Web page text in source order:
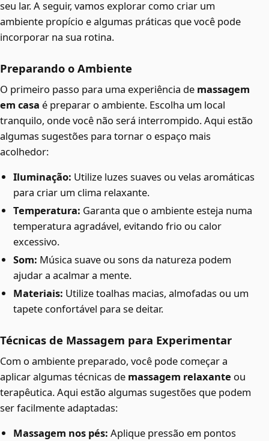
seu lar. A seguir, vamos explorar como criar um
ambiente propício e algumas práticas que você pode
incorporar na sua rotina.
Preparando o Ambiente
O primeiro passo para uma experiência de massagem
em casa é preparar o ambiente. Escolha um local
tranquilo, onde você não será interrompido. Aqui estão
algumas sugestões para tornar o espaço mais
acolhedor:
Iluminação: Utilize luzes suaves ou velas aromáticas
para criar um clima relaxante.
Temperatura: Garanta que o ambiente esteja numa
temperatura agradável, evitando frio ou calor
excessivo.
Som: Música suave ou sons da natureza podem
ajudar a acalmar a mente.
Materiais: Utilize toalhas macias, almofadas ou um
tapete confortável para se deitar.
Técnicas de Massagem para Experimentar
Com o ambiente preparado, você pode começar a
aplicar algumas técnicas de massagem relaxante ou
terapêutica. Aqui estão algumas sugestões que podem
ser facilmente adaptadas:
Massagem nos pés: Aplique pressão em pontos